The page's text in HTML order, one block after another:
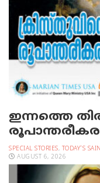
ഇന്നത്തെ
SPECIAL STORIES, TODAY'S
AUGUST 6, 2026